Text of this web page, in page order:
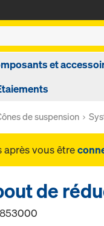
et
de suspension
vous être
de